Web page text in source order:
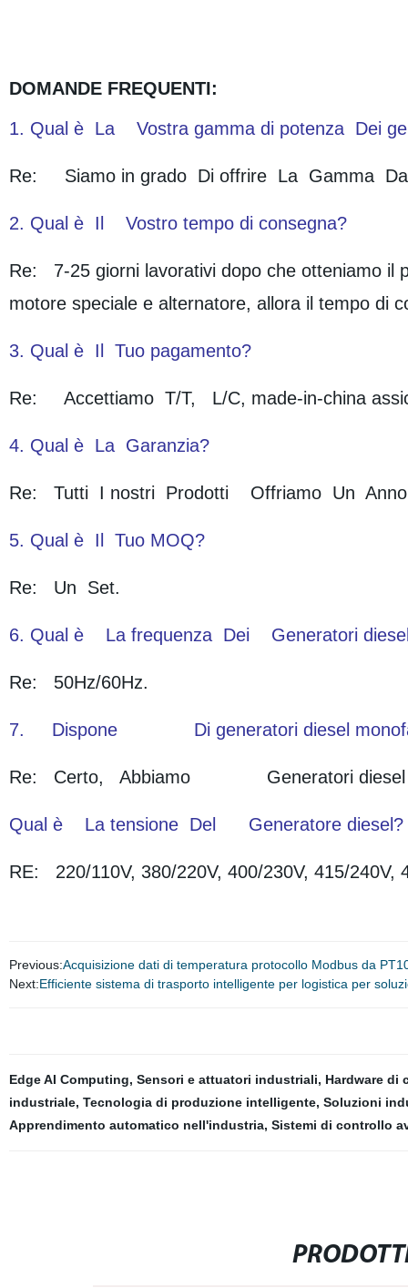
DOMANDE FREQUENTI:
1. Qual è La Vostra gamma di potenza Dei
Re: Siamo in grado Di offrire La Gamma
2. Qual è Il Vostro tempo di consegna?
Re: 7-25 giorni lavorativi dopo che otteniamo il
motore speciale e alternatore, allora il tempo di
3. Qual è Il Tuo pagamento?
Re: Accettiamo T/T, L/C, made-in-china
4. Qual è La Garanzia?
Re: Tutti I nostri Prodotti Offriamo Un
5. Qual è Il Tuo MOQ?
Re: Un Set.
6. Qual è La frequenza Dei Generatori
Re: 50Hz/60Hz.
7. Dispone Di generatori diesel
Re: Certo, Abbiamo Generatori diesel
Qual è La tensione Del Generatore diesel?
RE: 220/110V, 380/220V, 400/230V, 415/240V,
Previous:Acquisizione dati di temperatura protocollo Modbus da
Next:Efficiente sistema di trasporto intelligente per logistica per
Edge AI Computing, Sensori e attuatori industriali, Hardware di
industriale, Tecnologia di produzione intelligente, Soluzioni
Apprendimento automatico nell'industria, Sistemi di controllo